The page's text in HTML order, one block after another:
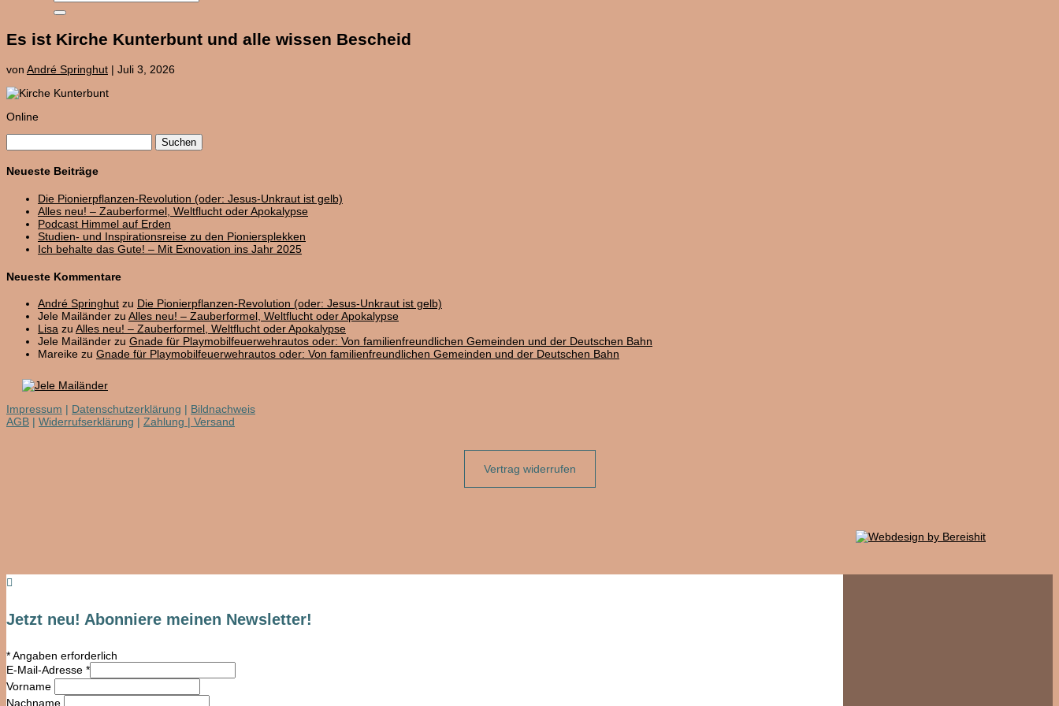
Es ist Kirche Kunterbunt und alle wissen Bescheid
von André Springhut | Juli 3, 2026
Online
nach:
Neueste Beiträge
Die Pionierpflanzen-Revolution (oder: Jesus-Unkraut ist gelb)
Alles neu! – Zauberformel, Weltflucht oder Apokalypse
Podcast Himmel auf Erden
Studien- und Inspirationsreise zu den Pioniersplekken
Ich behalte das Gute! – Mit Exnovation ins Jahr 2025
Neueste Kommentare
André Springhut zu Die Pionierpflanzen-Revolution (oder: Jesus-Unkraut ist gelb)
Jele Mailänder zu Alles neu! – Zauberformel, Weltflucht oder Apokalypse
Lisa zu Alles neu! – Zauberformel, Weltflucht oder Apokalypse
Jele Mailänder zu Gnade für Playmobilfeuerwehrautos oder: Von familienfreundlichen Gemeinden und der Deutschen Bahn
Mareike zu Gnade für Playmobilfeuerwehrautos oder: Von familienfreundlichen Gemeinden und der Deutschen Bahn
Impressum | Datenschutzerklärung | Bildnachweis
AGB | Widerrufserklärung | Zahlung | Versand
Vertrag widerrufen

Jetzt neu! Abonniere meinen Newsletter!
*Angaben erforderlich
E-Mail-Adresse *
Vorname
Nachname